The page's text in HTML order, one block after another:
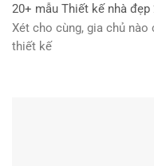
20+ mẫu Thiết kế nhà
Xét cho cùng, gia chủ
thiết kế